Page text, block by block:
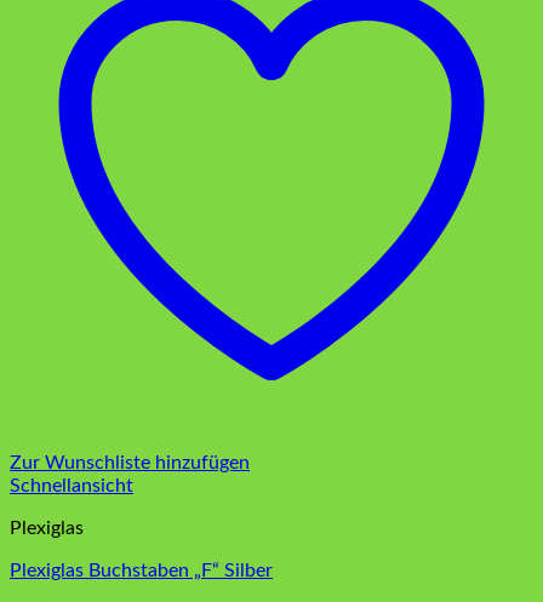
Zur Wunschliste hinzufügen
Schnellansicht
Plexiglas
Plexiglas Buchstaben „F“ Silber